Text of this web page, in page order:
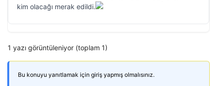
kim olacağı merak edildi.
1 yazı görüntüleniyor (toplam 1)
Bu konuyu yanıtlamak için giriş yapmış olmalısınız.